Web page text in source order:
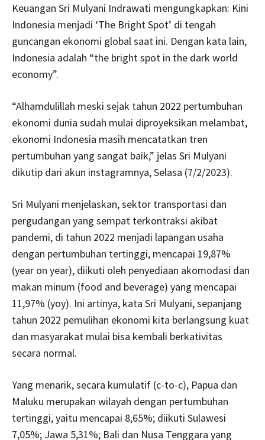
Keuangan Sri Mulyani Indrawati mengungkapkan: Kini
Indonesia menjadi ‘The Bright Spot’ di tengah
guncangan ekonomi global saat ini. Dengan kata lain,
Indonesia adalah “the bright spot in the dark world
economy”.
“Alhamdulillah meski sejak tahun 2022 pertumbuhan
ekonomi dunia sudah mulai diproyeksikan melambat,
ekonomi Indonesia masih mencatatkan tren
pertumbuhan yang sangat baik,” jelas Sri Mulyani
dikutip dari akun instagramnya, Selasa (7/2/2023).
Sri Mulyani menjelaskan, sektor transportasi dan
pergudangan yang sempat terkontraksi akibat
pandemi, di tahun 2022 menjadi lapangan usaha
dengan pertumbuhan tertinggi, mencapai 19,87%
(year on year), diikuti oleh penyediaan akomodasi dan
makan minum (food and beverage) yang mencapai
11,97% (yoy). Ini artinya, kata Sri Mulyani, sepanjang
tahun 2022 pemulihan ekonomi kita berlangsung kuat
dan masyarakat mulai bisa kembali berkativitas
secara normal.
Yang menarik, secara kumulatif (c-to-c), Papua dan
Maluku merupakan wilayah dengan pertumbuhan
tertinggi, yaitu mencapai 8,65%; diikuti Sulawesi
7,05%; Jawa 5,31%; Bali dan Nusa Tenggara yang